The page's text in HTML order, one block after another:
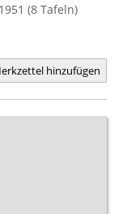
(8 Tafeln)
hinzufügen